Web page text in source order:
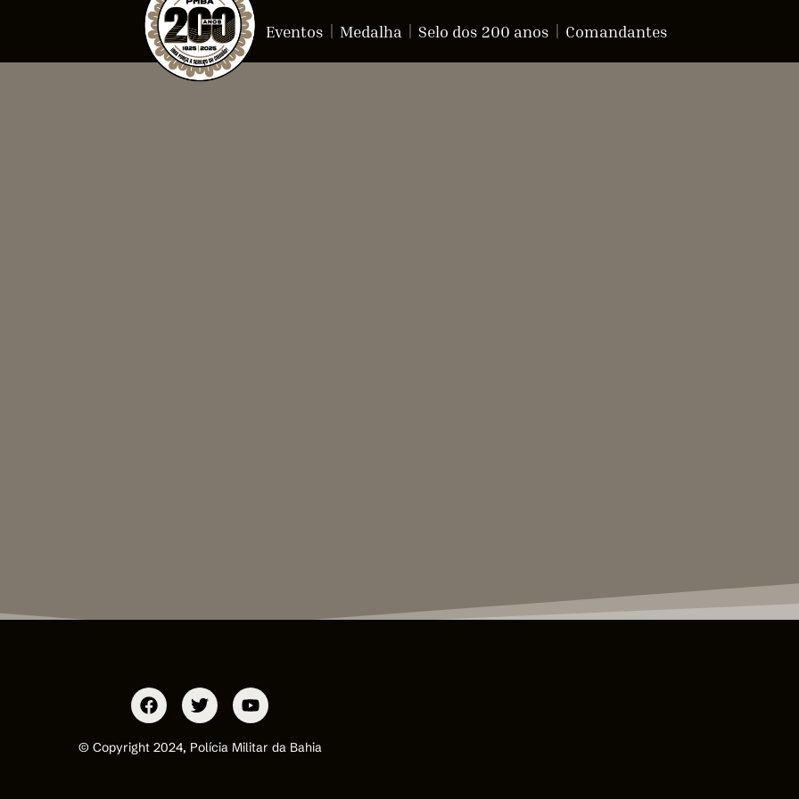
Eventos Medalha Selo dos 200 anos Comandantes
© Copyright 2024, Polícia Militar da Bahia